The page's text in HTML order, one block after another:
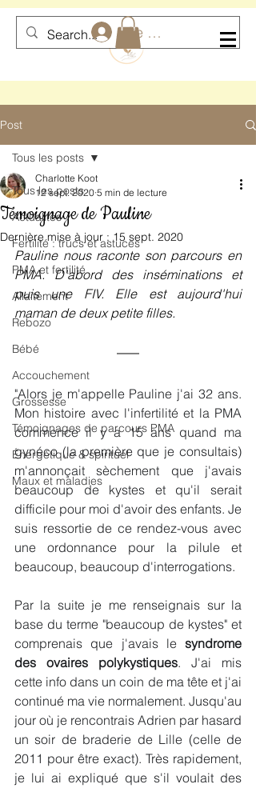
Se connecter
Post
Tous les posts
Actualités
Fertilité : trucs et astuces
PMA et fertilité
Allaitement
Rebozo
Bébé
Accouchement
Grossesse
Témoignages de parcours PMA
Énergétique & spirituel
Maux et maladies
Tous les posts
Témoignage de Pauline
Charlotte Koot
12 sept. 2020 5 min de lecture
Dernière mise à jour : 15 sept. 2020
Pauline nous raconte son parcours en
PMA. D'abord des inséminations et
puis une FIV. Elle est aujourd'hui
maman de deux petite filles.
"Alors je m'appelle Pauline j'ai 32 ans.
Mon histoire avec l'infertilité et la PMA
commence il y a 15 ans quand ma
gynéco (la première que je consultais)
m'annonçait sèchement que j'avais
beaucoup de kystes et qu'il serait
difficile pour moi d'avoir des enfants. Je
suis ressortie de ce rendez-vous avec
une ordonnance pour la pilule et
beaucoup, beaucoup d'interrogations.
Par la suite je me renseignais sur la
base du terme "beaucoup de kystes" et
comprenais que j'avais le syndrome
des ovaires polykystiques. J'ai mis
cette info dans un coin de ma tête et j'ai
continué ma vie normalement. Jusqu'au
jour où je rencontrais Adrien par hasard
un soir de braderie de Lille (celle de
2011 pour être exact). Très rapidement,
je lui ai expliqué que s'il voulait des